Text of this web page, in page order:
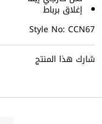
إغلاق برباط
Style No: CCN67
شارك هذا المنتج